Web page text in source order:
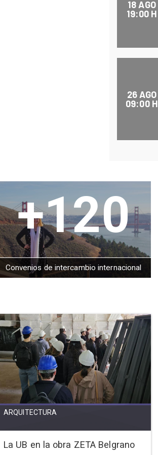
18 AGO
19:00 H
26 AGO
09:00 H
+120
Convenios de intercambio internacional
ARQUITECTURA
La UB en la obra ZETA Belgrano